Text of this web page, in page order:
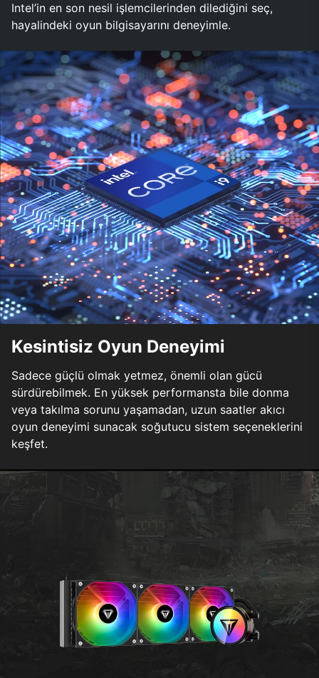
Intel’in en son nesil işlemcilerinden dilediğini seç,
hayalindeki oyun bilgisayarını deneyimle.
Kesintisiz Oyun Deneyimi
Sadece güçlü olmak yetmez, önemli olan gücü
sürdürebilmek. En yüksek performansta bile donma
veya takılma sorunu yaşamadan, uzun saatler akıcı
oyun deneyimi sunacak soğutucu sistem seçeneklerini
keşfet.